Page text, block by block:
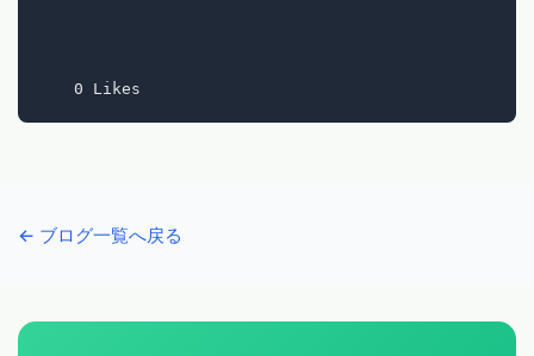
← ブログ一覧へ戻る